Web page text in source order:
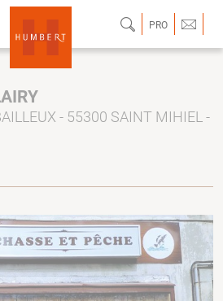
PRO
- 55300 SAINT MIHIEL -